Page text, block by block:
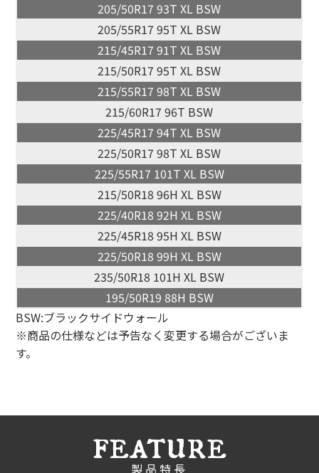
205/50R17 93T XL BSW
205/55R17 95T XL BSW
215/45R17 91T XL BSW
215/50R17 95T XL BSW
215/55R17 98T XL BSW
215/60R17 96T BSW
225/45R17 94T XL BSW
225/50R17 98T XL BSW
225/55R17 101T XL BSW
215/50R18 96H XL BSW
225/40R18 92H XL BSW
225/45R18 95H XL BSW
225/50R18 99H XL BSW
235/50R18 101H XL BSW
195/50R19 88H BSW
BSW:ブラックサイドウォール
※商品の仕様などは予告なく変更する場合がございま
す。
feature
製品特長